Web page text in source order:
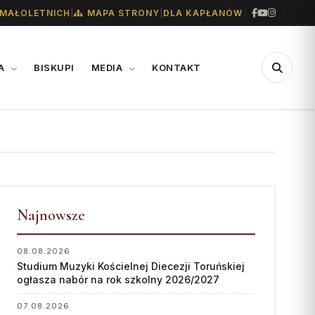
MAPA STRONY DLA KAPŁANÓW
BISKUPI MEDIA KONTAKT
MEDIALNE
Biuro
Współpraca
„GŁOS Z TORUNIA"
Redakcja
Archiwum
Ofiary na seminarium
Najnowsze
08.08.2026
Studium Muzyki Kościelnej Diecezji Toruńskiej
ogłasza nabór na rok szkolny 2026/2027
07.08.2026